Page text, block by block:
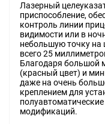
Лазерный
приспособление,
контроль линии
видимости или в
небольшую точку на
всего 25
Благодаря большой
(красный цвет) и
даже на очень
креплением для
модификаций.